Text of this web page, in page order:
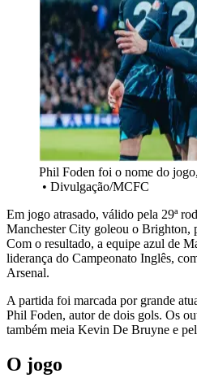
Phil Foden foi o nome do
• Divulgação/MCFC
Em jogo atrasado, válido pela 29ª
Manchester City goleou o Brighton,
Com o resultado, a equipe azul de
liderança do Campeonato Inglês,
Arsenal.
A partida foi marcada por grande
Phil Foden, autor de dois gols. Os
também meia Kevin De Bruyne e
O jogo